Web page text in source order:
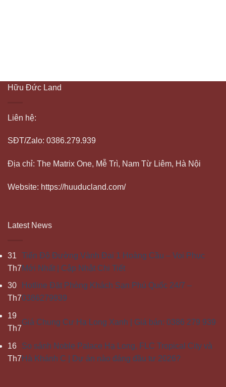
Hữu Đức Land
Liên hệ:
SĐT/Zalo: 0386.279.939
Địa chỉ: The Matrix One, Mễ Trì, Nam Từ Liêm, Hà Nội
Website: https://huuducland.com/
Latest News
31
Th7
Tiến Độ Đường Vành Đai 1 Hoàng Cầu – Voi Phục
Mới Nhất | Cập Nhật Chi Tiết
30
Th7
Hotline Đặt Phòng Khách Sạn Phú Quốc 24/7 –
0386279939
19
Th7
Giá Chung Cư Hạ Long Xanh | Giá bán: 0386 279 939
16
Th7
So sánh Noble Palace Hạ Long, FLC Tropical City và
Hà Khánh C | Dự án nào đáng đầu tư 2026?